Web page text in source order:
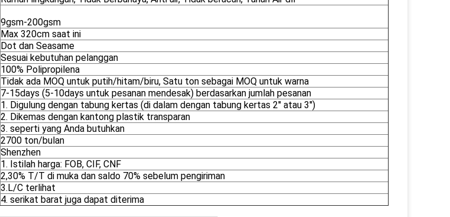
9gsm-200gsm
Max 320cm saat ini
Dot dan Seasame
Sesuai kebutuhan pelanggan
100% Polipropilena
Tidak ada MOQ untuk putih/hitam/biru, Satu ton sebagai MOQ untuk warna
7-15days (5-10days untuk pesanan mendesak) berdasarkan jumlah pesanan
1. Digulung dengan tabung kertas (di dalam dengan tabung kertas 2'' atau 3'')
2. Dikemas dengan kantong plastik transparan
3. seperti yang Anda butuhkan
2700 ton/bulan
Shenzhen
1. Istilah harga: FOB, CIF, CNF
2,30% T/T di muka dan saldo 70% sebelum pengiriman
3.L/C terlihat
4. serikat barat juga dapat diterima